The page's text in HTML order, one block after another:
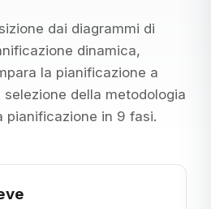
dai diagrammi di
dinamica,
la pianificazione a
della metodologia
pianificazione in 9 fasi.